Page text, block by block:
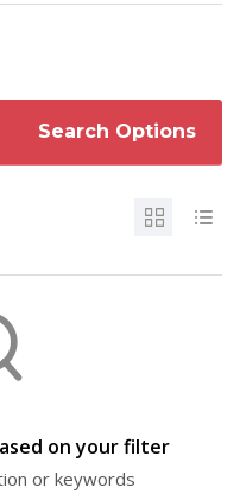
Search Options
on your filter
or keywords